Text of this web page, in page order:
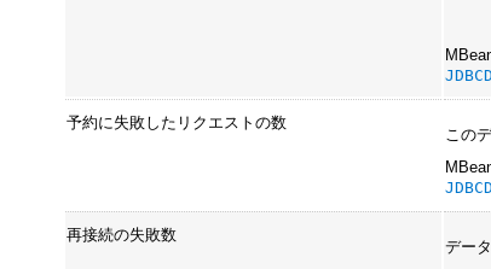
予約に失敗したリクエストの数
この
再接続の失敗数
デー